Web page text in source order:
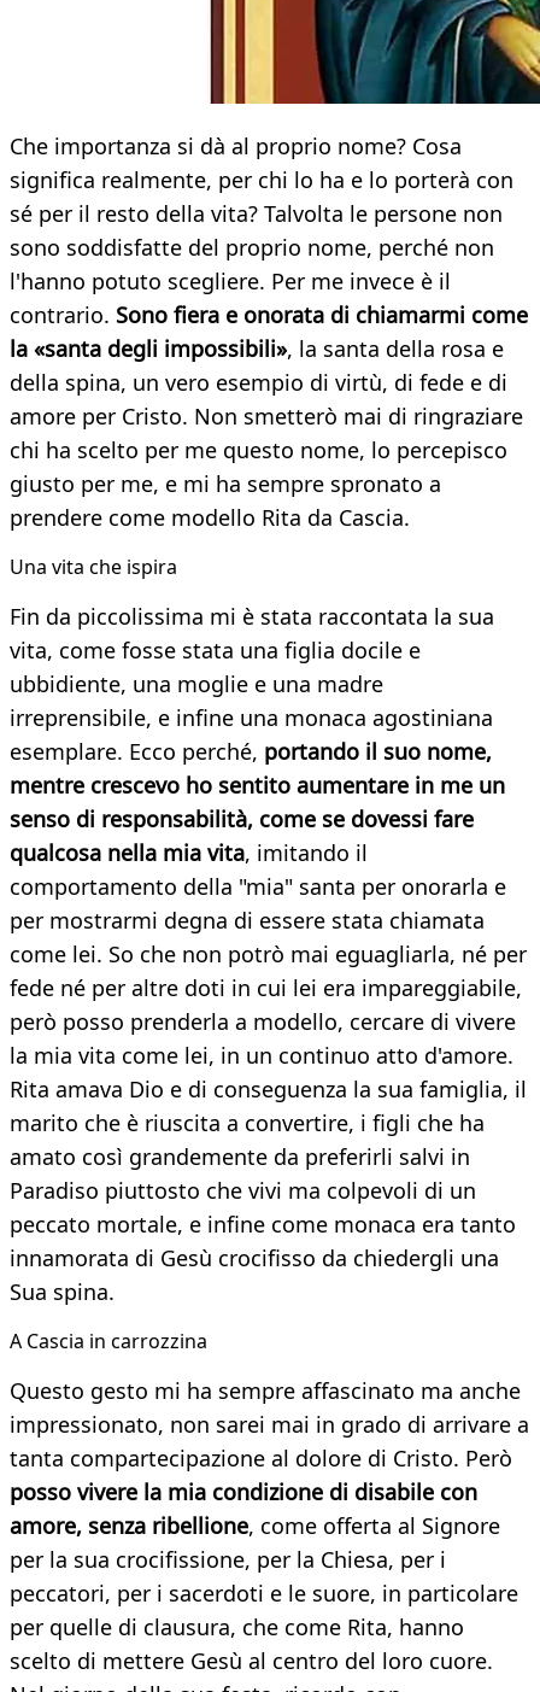
Che importanza si dà al proprio nome? Cosa
significa realmente, per chi lo ha e lo porterà con
sé per il resto della vita? Talvolta le persone non
sono soddisfatte del proprio nome, perché non
l'hanno potuto scegliere. Per me invece è il
contrario. Sono fiera e onorata di chiamarmi come
la «santa degli impossibili», la santa della rosa e
della spina, un vero esempio di virtù, di fede e di
amore per Cristo. Non smetterò mai di ringraziare
chi ha scelto per me questo nome, lo percepisco
giusto per me, e mi ha sempre spronato a
prendere come modello Rita da Cascia.
Una vita che ispira
Fin da piccolissima mi è stata raccontata la sua
vita, come fosse stata una figlia docile e
ubbidiente, una moglie e una madre
irreprensibile, e infine una monaca agostiniana
esemplare. Ecco perché, portando il suo nome,
mentre crescevo ho sentito aumentare in me un
senso di responsabilità, come se dovessi fare
qualcosa nella mia vita, imitando il
comportamento della "mia" santa per onorarla e
per mostrarmi degna di essere stata chiamata
come lei. So che non potrò mai eguagliarla, né per
fede né per altre doti in cui lei era impareggiabile,
però posso prenderla a modello, cercare di vivere
la mia vita come lei, in un continuo atto d'amore.
Rita amava Dio e di conseguenza la sua famiglia, il
marito che è riuscita a convertire, i figli che ha
amato così grandemente da preferirli salvi in
Paradiso piuttosto che vivi ma colpevoli di un
peccato mortale, e infine come monaca era tanto
innamorata di Gesù crocifisso da chiedergli una
Sua spina.
A Cascia in carrozzina
Questo gesto mi ha sempre affascinato ma anche
impressionato, non sarei mai in grado di arrivare a
tanta compartecipazione al dolore di Cristo. Però
posso vivere la mia condizione di disabile con
amore, senza ribellione, come offerta al Signore
per la sua crocifissione, per la Chiesa, per i
peccatori, per i sacerdoti e le suore, in particolare
per quelle di clausura, che come Rita, hanno
scelto di mettere Gesù al centro del loro cuore.